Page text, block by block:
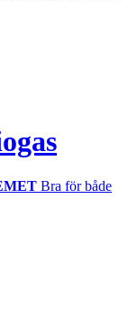
Bra för både